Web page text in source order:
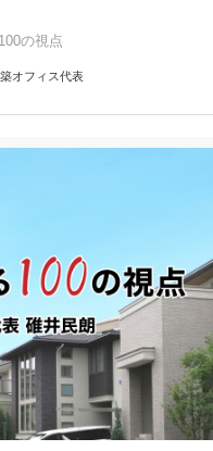
の視点
オフィス代表